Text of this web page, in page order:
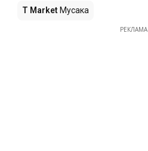
T Market Мусака
РЕКЛАМА